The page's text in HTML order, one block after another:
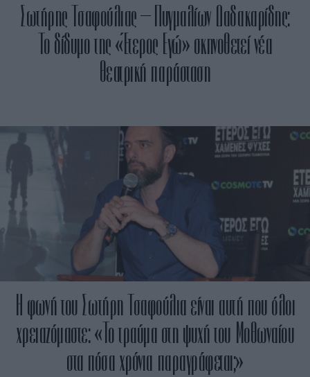
Σωτήρης Τσαφούλιας – Πυγμαλίων Δαδακαρίδης:
Το δίδυμο της «Έτερος Εγώ» σκηνοθετεί νέα
θεατρική παράσταση
Η φωνή του Σωτήρη Τσαφούλια είναι αυτή που όλοι
χρειαζόμαστε: «Το τραύμα στη ψυχή του Μοθωναίου
στα πόσα χρόνια παραγράφεται;»